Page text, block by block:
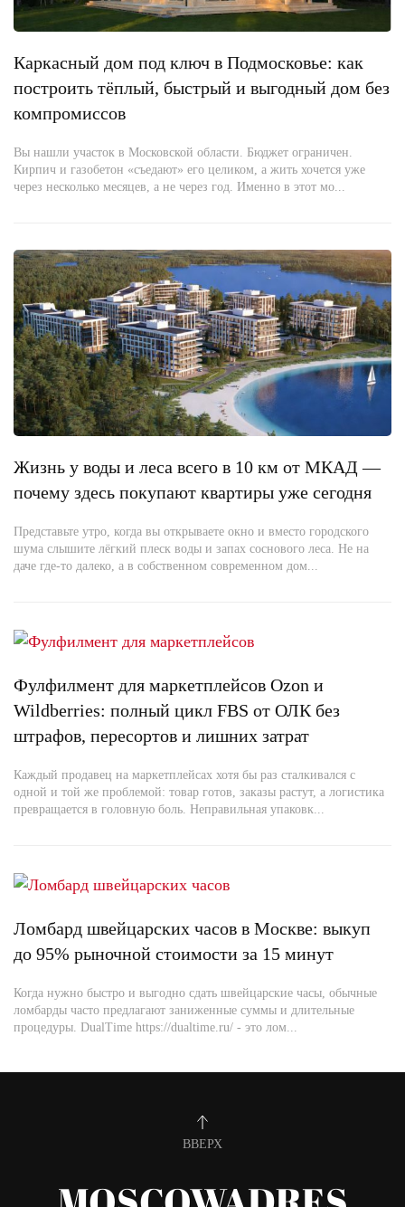
Каркасный дом под ключ в Подмосковье: как
построить тёплый, быстрый и выгодный дом без
компромиссов
Вы нашли участок в Московской области. Бюджет ограничен.
Кирпич и газобетон «съедают» его целиком, а жить хочется уже
через несколько месяцев, а не через год. Именно в этот мо...
Жизнь у воды и леса всего в 10 км от МКАД —
почему здесь покупают квартиры уже сегодня
Представьте утро, когда вы открываете окно и вместо городского
шума слышите лёгкий плеск воды и запах соснового леса. Не на
даче где-то далеко, а в собственном современном дом...
Фулфилмент для маркетплейсов Ozon и
Wildberries: полный цикл FBS от ОЛК без
штрафов, пересортов и лишних затрат
Каждый продавец на маркетплейсах хотя бы раз сталкивался с
одной и той же проблемой: товар готов, заказы растут, а логистика
превращается в головную боль. Неправильная упаковк...
Ломбард швейцарских часов в Москве: выкуп
до 95% рыночной стоимости за 15 минут
Когда нужно быстро и выгодно сдать швейцарские часы, обычные
ломбарды часто предлагают заниженные суммы и длительные
процедуры. DualTime https://dualtime.ru/ - это лом...
ВВЕРХ